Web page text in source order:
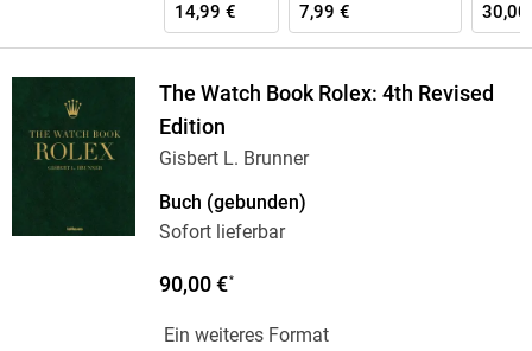
14,99 €
7,99 €
30,00
The Watch Book Rolex: 4th Revised
Edition
Gisbert L. Brunner
Buch (gebunden)
Sofort lieferbar
90,00 €*
Ein weiteres Format